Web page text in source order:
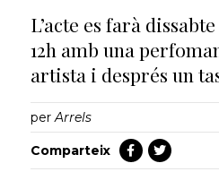
L’acte es farà
12h amb una
artista i després un
perArrels
Comparteix